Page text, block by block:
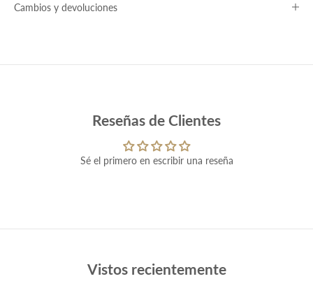
Cambios y devoluciones
Reseñas de Clientes
Sé el primero en escribir una reseña
Vistos recientemente